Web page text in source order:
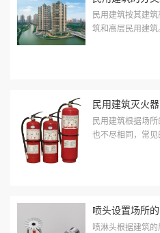
民用建筑按其建
筑和高层民用建筑
民用建筑灭火
民用建筑根据场
也不尽相同，常见
喷头设置场所
喷淋头根据建筑